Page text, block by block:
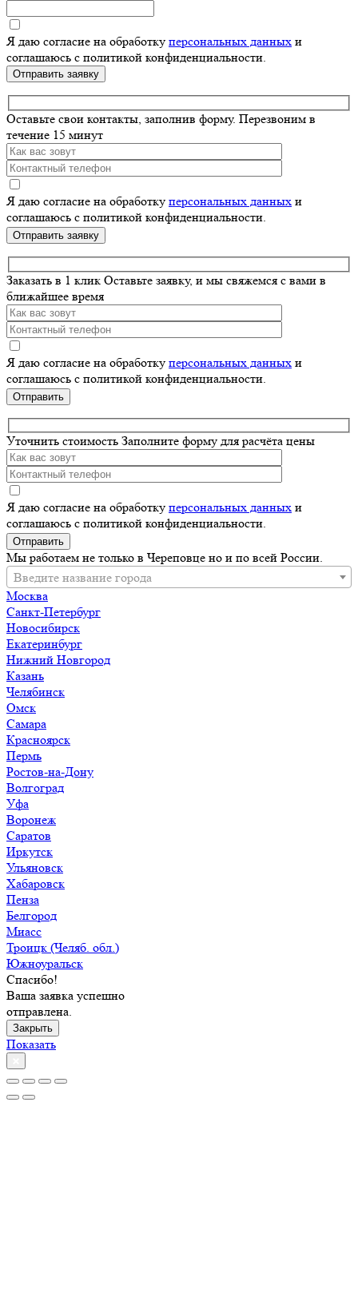
Я даю согласие на обработку персональных данных и
соглашаюсь с политикой конфиденциальности.
Отправить заявку
Оставьте свои контакты, заполнив форму. Перезвоним в
течение 15 минут
Я даю согласие на обработку персональных данных и
соглашаюсь с политикой конфиденциальности.
Оставьте
пустым.
Заказать в 1 клик Оставьте заявку, и мы свяжемся с вами в
ближайшее время
Я даю согласие на обработку персональных данных и
соглашаюсь с политикой конфиденциальности.
Оставьте
пустым.
Уточнить стоимость Заполните форму для расчёта цены
Я даю согласие на обработку персональных данных и
соглашаюсь с политикой конфиденциальности.
Оставьте
это
поле
пустым.
Мы работаем не только в Череповце но и по всей России.
Введите название города
Москва
Санкт-Петербург
Новосибирск
Екатеринбург
Нижний Новгород
Казань
Челябинск
Омск
Самара
Красноярск
Пермь
Ростов-на-Дону
Волгоград
Уфа
Воронеж
Саратов
Иркутск
Ульяновск
Хабаровск
Пенза
Белгород
Миасс
Троицк (Челяб. обл.)
Южноуральск
Спасибо!
Ваша заявка успешно
отправлена.
Закрыть
Показать